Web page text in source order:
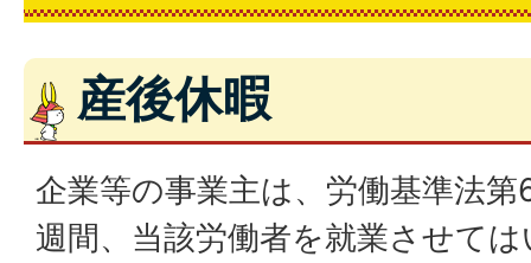
産後休暇
企業等の事業主は、労働基準法第
週間、当該労働者を就業させて